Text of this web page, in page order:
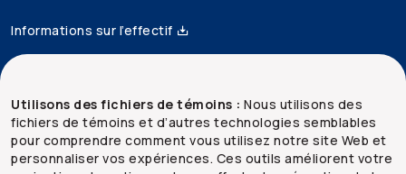
Utilisons des fichiers de témoins : Nous utilisons des
fichiers de témoins et d’autres technologies semblables
pour comprendre comment vous utilisez notre site Web et
personnaliser vos expériences. Ces outils améliorent votre
Informations sur l’effectif
Accessibilité
Mentions juridiques